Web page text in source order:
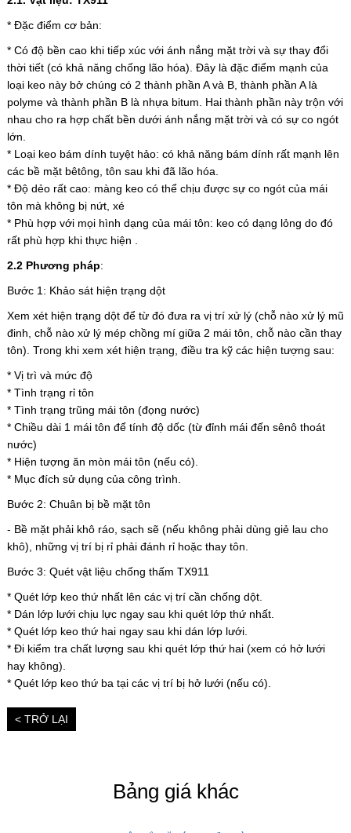
* Đặc điểm cơ bản:
* Có độ bền cao khi tiếp xúc với ánh nắng mặt trời và sự thay đổi
thời tiết (có khả năng chống lão hóa). Đây là đặc điểm mạnh của
loại keo này bở chúng có 2 thành phần A và B, thành phần A là
polyme và thành phần B là nhựa bitum. Hai thành phần này trộn với
nhau cho ra hợp chất bền dưới ánh nắng mặt trời và có sự co ngót
lớn.
* Loại keo bám dính tuyệt hảo: có khả năng bám dính rất mạnh lên
các bề mặt bêtông, tôn sau khi đã lão hóa.
* Độ dẻo rất cao: màng keo có thể chịu được sự co ngót của mái
tôn mà không bị nứt, xé
* Phù hợp với mọi hình dạng của mái tôn: keo có dạng lỏng do đó
rất phù hợp khi thực hiện .
2.2 Phương pháp:
Bước 1: Khảo sát hiện trạng dột
Xem xét hiện trạng dột để từ đó đưa ra vị trí xử lý (chỗ nào xử lý mũ
đinh, chỗ nào xử lý mép chồng mí giữa 2 mái tôn, chỗ nào cần thay
tôn). Trong khi xem xét hiện trạng, điều tra kỹ các hiện tượng sau:
* Vị trì và mức độ
* Tình trạng rỉ tôn
* Tình trạng trũng mái tôn (đọng nước)
* Chiều dài 1 mái tôn để tính độ dốc (từ đỉnh mái đến sênô thoát
nước)
* Hiện tượng ăn mòn mái tôn (nếu có).
* Mục đích sử dụng của công trình.
Bước 2: Chuân bị bề mặt tôn
- Bề mặt phải khô ráo, sạch sẽ (nếu không phải dùng giẻ lau cho
khô), những vị trí bị rỉ phải đánh rỉ hoặc thay tôn.
Bước 3: Quét vật liệu chống thấm TX911
* Quét lớp keo thứ nhất lên các vị trí cần chống dột.
* Dán lớp lưới chịu lực ngay sau khi quét lớp thứ nhất.
* Quét lớp keo thứ hai ngay sau khi dán lớp lưới.
* Đi kiểm tra chất lượng sau khi quét lớp thứ hai (xem có hở lưới
hay không).
* Quét lớp keo thứ ba tại các vị trí bị hở lưới (nếu có).
< TRỞ LẠI
Bảng giá khác